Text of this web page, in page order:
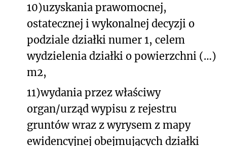
10)uzyskania prawomocnej,
ostatecznej i wykonalnej decyzji o
podziale działki numer 1, celem
wydzielenia działki o powierzchni (…)
m2,
11)wydania przez właściwy
organ/urząd wypisu z rejestru
gruntów wraz z wyrysem z mapy
ewidencyjnej obejmujących działki